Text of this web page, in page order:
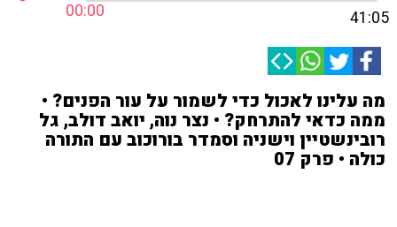
00:00 41:05
מה עלינו לאכול כדי לשמור על עור הפנים? •
ממה כדאי להתרחק? • נצר נוה, יואב דולב, גל
רובינשטיין וישניה וסמדר בורוכוב עם התורה
כולה • פרק 07